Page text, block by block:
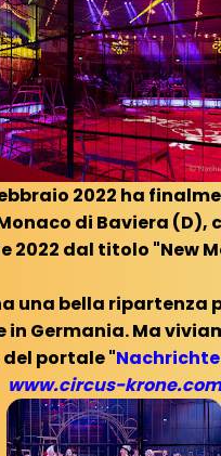
2022 ha
di Baviera
2022 dal titolo "New
una bella ripartenza
Germania. Ma
portale "
www.circus-